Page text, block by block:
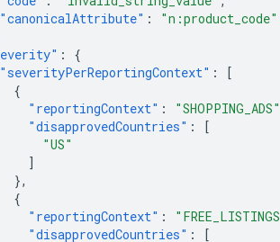
"canonicalAttribute" :
"n:product_code"
:
{
"severityPerReportingContext" :
[
{
"reportingContext" :
"SHOPPING_ADS"
"disapprovedCountries" :
[
"US"
]
},
{
"reportingContext" :
"disapprovedCountries" :
[